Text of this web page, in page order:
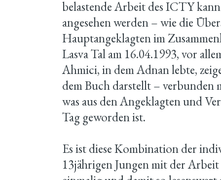
belastende Arbeit des ICTY
angesehen werden – wie die
Hauptangeklagten im
Lasva Tal am 16.04.1993, vor
Ahmici, in dem Adnan lebte,
dem Buch darstellt – verbunden
was aus den Angeklagten und
Tag geworden ist.
Es ist diese Kombination der
13jährigen Jungen mit der